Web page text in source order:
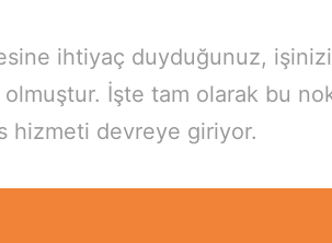
ihtiyaç duyduğunuz,
İşte tam olarak bu
hizmeti devreye giriyor.